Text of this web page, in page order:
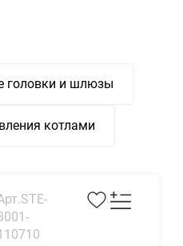
головки и шлюзы
котлами